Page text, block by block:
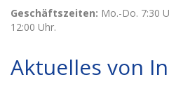
Geschäftszeiten: Mo.-Do. 7:30
12:00 Uhr.
Aktuelles von